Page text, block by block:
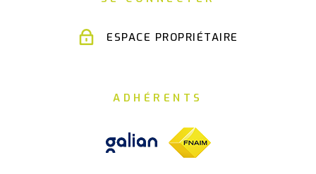
ESPACE PROPRIÉTAIRE
ADHÉRENTS